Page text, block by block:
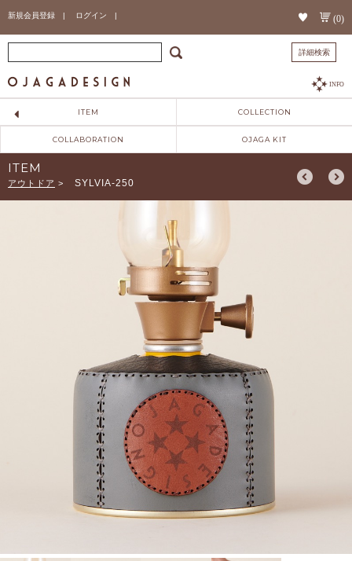
新規会員登録 | ログイン | (0)
詳細検索
INFO
ITEM COLLECTION
COLLABORATION OJAGA KIT
ITEM
アウトドア > SYLVIA-250